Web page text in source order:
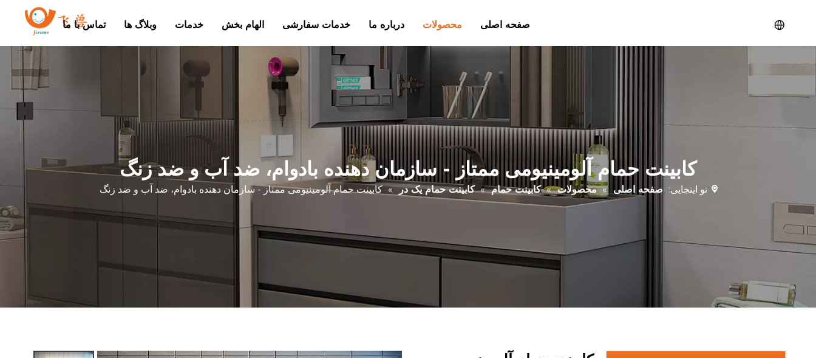
صفحه اصلی محصولات درباره ما خدمات سفارشی الهام بخش خدمات وبلاگ ها تماس با ما
کابینت حمام آلومینیومی ممتاز - سازمان دهنده بادوام، ضد آب و ضد زنگ
تو اینجایی: صفحه اصلی » محصولات » کابینت حمام » کابینت حمام یک در » کابینت حمام آلومینیومی ممتاز - سازمان دهنده بادوام، ضد آب و ضد زنگ